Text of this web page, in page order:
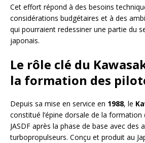
Cet effort répond à des besoins
considérations budgétaires et à des
qui pourraient redessiner une partie du
japonais.
Le rôle clé du
la formation des
Depuis sa mise en service en 1988, le
constitué l’épine dorsale de la formation
JASDF après la phase de base avec des
turbopropulseurs. Conçu et produit au